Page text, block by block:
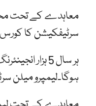
معاہدے کے تحت
سرٹیفکیشن کا
ہوگا۔لیمپرو میلن